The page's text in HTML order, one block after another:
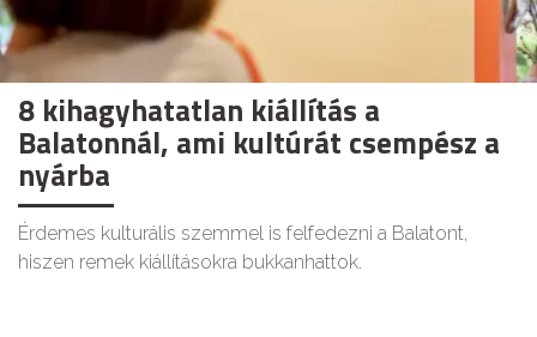
8 kihagyhatatlan kiállítás a
Balatonnál, ami kultúrát csempész a
nyárba
Érdemes kulturális szemmel is felfedezni a Balatont,
hiszen remek kiállításokra bukkanhattok.